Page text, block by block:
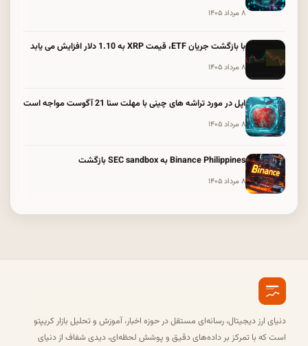
۸ مرداد ۱۴۰۵
با بازگشت جریان ETF، قیمت XRP به 1.10 دلار افزایش می یابد
۸ مرداد ۱۴۰۵
اپل در مورد تراشه های چینی با مهلت سنا 21 آگوست مواجه است
۸ مرداد ۱۴۰۵
Binance Philippines به SEC sandbox بازگشت
۸ مرداد ۱۴۰۵
دنیای ارز دیجیتال، رسانه‌ای مستقل در حوزه اخبار، آموزش و تحلیل بازار کریپتو
است که با تمرکز بر داده‌های دقیق و پوشش لحظه‌ای، دیدی شفاف از دنیای